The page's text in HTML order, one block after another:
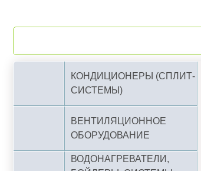
КОНДИЦИОНЕРЫ (СПЛИТ-
СИСТЕМЫ)
ВЕНТИЛЯЦИОННОЕ
ОБОРУДОВАНИЕ
ВОДОНАГРЕВАТЕЛИ,